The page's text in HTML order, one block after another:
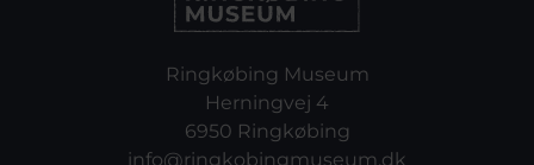
Ringkøbing Museum
Herningvej 4
6950 Ringkøbing
info@ringkobingmuseum.dk